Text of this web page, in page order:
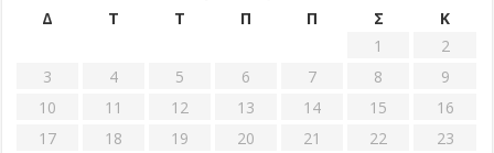
Δ
Τ Τ Π Π Σ
Κ
1
2
3
4 5 6 7 8
9
10
11 12 13 14 15
16
17
18 19 20 21 22
23